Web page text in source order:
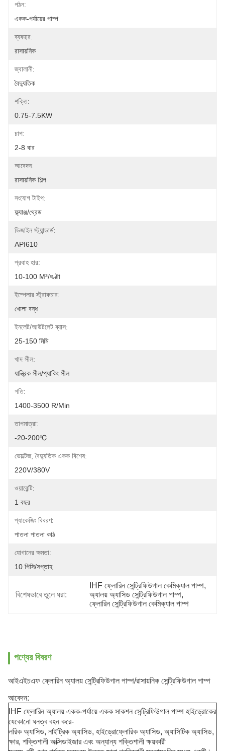
গঠন:
একক-পর্যায়ের পাম্প
ব্যবহার:
রাসায়নিক
জ্বালানী:
বৈদ্যুতিক
শক্তি:
0.75-7.5KW
চাপ:
2-8 বার
আবেদন:
রাসায়নিক শিল্প
সংযোগ টাইপ:
ফ্ল্যাঞ্জ/থ্রেড
ডিজাইন স্ট্যান্ডার্ড:
API610
প্রবাহ হার:
10-100 M³/ঘণ্টা
ইম্পেলার স্ট্রাকচার:
খোলা বন্ধ
ইনলেট/আউটলেট ব্যাস:
25-150 মিমি
খাদ সীল:
যান্ত্রিক সীল/প্যাকিং সীল
গতি:
1400-3500 R/min
তাপমাত্রা:
-20-200℃
ভোল্টেজ, বৈদ্যুতিক একক বিশেষ:
220V/380V
ওয়ারেন্টি:
1 বছর
প্যাকেজিং বিবরণ:
পাতলা পাতলা কাঠ
যোগানের ক্ষমতা:
10 পিসি/সপ্তাহ
বিশেষভাবে তুলে ধরা:
IHF ফ্লোরিন সেন্ট্রিফিউগাল কেমিক্যাল পাম্প,
অ্যালয় অ্যাসিড সেন্ট্রিফিউগাল পাম্প,
ফ্লোরিন সেন্ট্রিফিউগাল কেমিক্যাল পাম্প
পণ্যের বিবরণ
আইএইচএফ ফ্লোরিন অ্যালয় সেন্ট্রিফিউগাল পাম্প/রাসায়নিক সেন্ট্রিফিউগাল পাম্প
আবেদন:
IHF ফ্লোরিন অ্যালয় একক-পর্যায়ে একক সাকশন সেন্ট্রিফিউগাল পাম্প হাইড্রোকের
যেকোনো ঘনত্ব বহন করে-
লরিক অ্যাসিড, নাইট্রিক অ্যাসিড, হাইড্রোফ্লোরিক অ্যাসিড, অ্যাসিটিক অ্যাসিড,
ক্ষার, শক্তিশালী অক্সিডাইজার এবং অন্যান্য শক্তিশালী ক্ষয়কারী